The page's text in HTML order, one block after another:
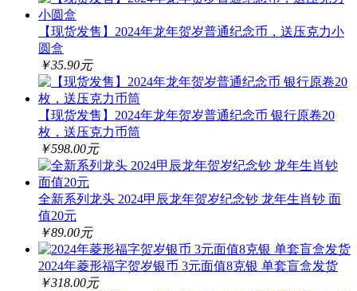
【现货发售】2024年龙年贺岁普通纪念币，送压克力小
圆盒
￥35.90元
【现货发售】2024年龙年贺岁普通纪念币 银行原卷20
枚，送压克力币筒
￥598.00元
全新系列龙头 2024甲辰龙年贺岁纪念钞 龙年生肖钞 面
值20元
￥89.00元
2024年菱形福字贺岁银币 3元面值8克银 单套盲盒发货
￥318.00元